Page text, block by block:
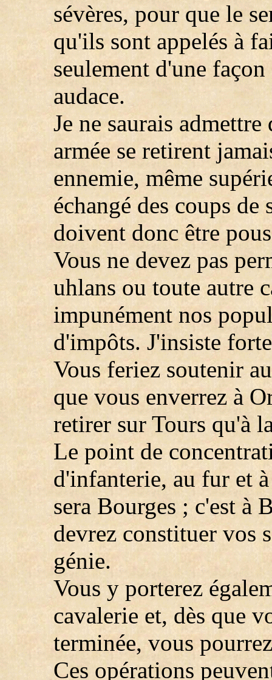
sévères, pour que le
qu'ils sont appelés à
seulement d'une
audace.
Je ne saurais
armée se retirent
ennemie, même
échangé des coups de
doivent donc être
Vous ne devez pas
uhlans ou toute autre
impunément nos
d'impôts. J'insiste
Vous feriez soutenir
que vous enverrez à
retirer sur Tours qu'à
Le point de
d'infanterie, au fur et
sera Bourges ; c'est à
devrez constituer vos
génie.
Vous y porterez
cavalerie et, dès que
terminée, vous
Ces opérations